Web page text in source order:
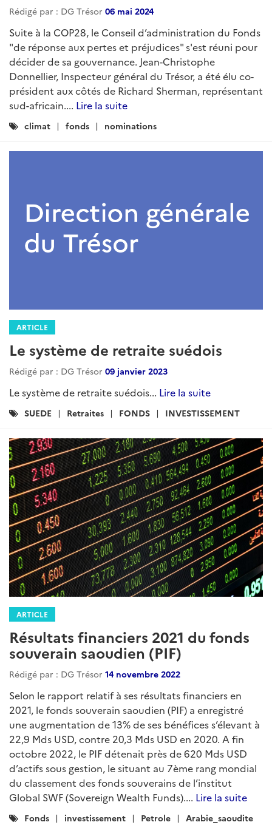
Rédigé par : DG Trésor 06 mai 2024
Suite à la COP28, le Conseil d’administration du Fonds
"de réponse aux pertes et préjudices" s'est réuni pour
décider de sa gouvernance. Jean-Christophe
Donnellier, Inspecteur général du Trésor, a été élu co-
président aux côtés de Richard Sherman, représentant
sud-africain.... Lire la suite
Catégories
climat fonds nominations
ARTICLE
Le système de retraite suédois
Rédigé par : DG Trésor 09 janvier 2023
Le système de retraite suédois... Lire la suite
Catégories
SUEDE Retraites FONDS INVESTISSEMENT
ARTICLE
Résultats financiers 2021 du fonds
souverain saoudien (PIF)
Rédigé par : DG Trésor 14 novembre 2022
Selon le rapport relatif à ses résultats financiers en
2021, le fonds souverain saoudien (PIF) a enregistré
une augmentation de 13% de ses bénéfices s’élevant à
22,9 Mds USD, contre 20,3 Mds USD en 2020. A fin
octobre 2022, le PIF détenait près de 620 Mds USD
d’actifs sous gestion, le situant au 7ème rang mondial
du classement des fonds souverains de l’institut
Global SWF (Sovereign Wealth Funds).... Lire la suite
Catégories
Fonds investissement Petrole Arabie_saoudite